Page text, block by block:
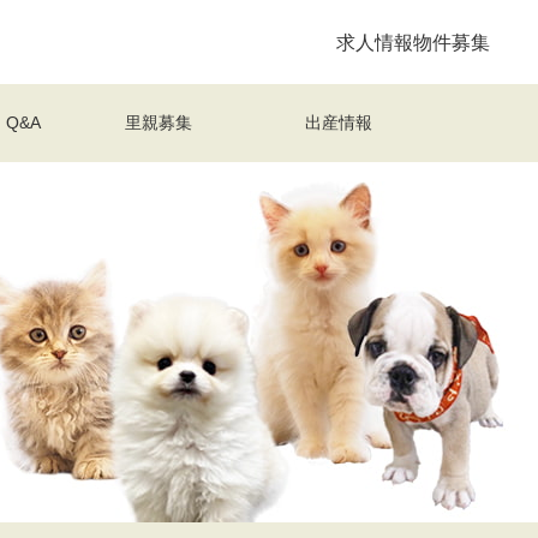
求人情報物件募集
Q&A 里親募集 出産情報